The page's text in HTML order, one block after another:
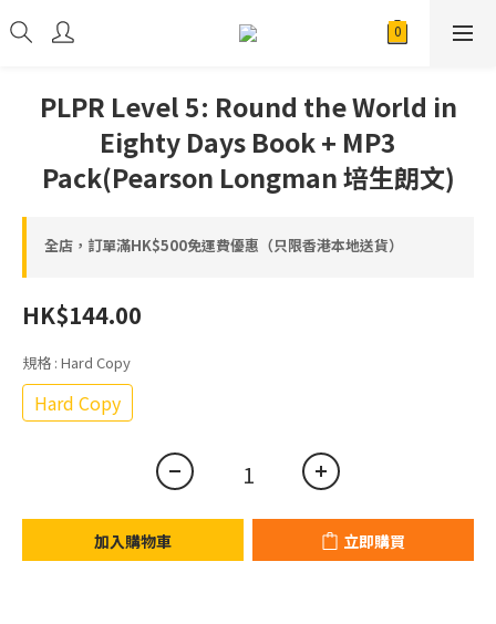
PLPR Level 5: Round the World in
Eighty Days Book + MP3
Pack(Pearson Longman 培生朗文)
全店，訂單滿HK$500免運費優惠（只限香港本地送貨）
HK$144.00
規格 : Hard Copy
Hard Copy
加入購物車 立即購買